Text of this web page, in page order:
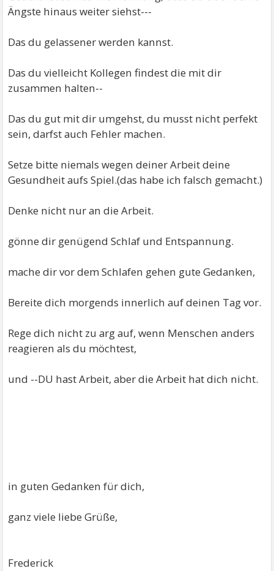
Ängste hinaus weiter siehst---
Das du gelassener werden kannst.
Das du vielleicht Kollegen findest die mit dir
zusammen halten--
Das du gut mit dir umgehst, du musst nicht perfekt
sein, darfst auch Fehler machen.
Setze bitte niemals wegen deiner Arbeit deine
Gesundheit aufs Spiel.(das habe ich falsch gemacht.)
Denke nicht nur an die Arbeit.
gönne dir genügend Schlaf und Entspannung.
mache dir vor dem Schlafen gehen gute Gedanken,
Bereite dich morgends innerlich auf deinen Tag vor.
Rege dich nicht zu arg auf, wenn Menschen anders
reagieren als du möchtest,
und --DU hast Arbeit, aber die Arbeit hat dich nicht.
in guten Gedanken für dich,
ganz viele liebe Grüße,
Frederick